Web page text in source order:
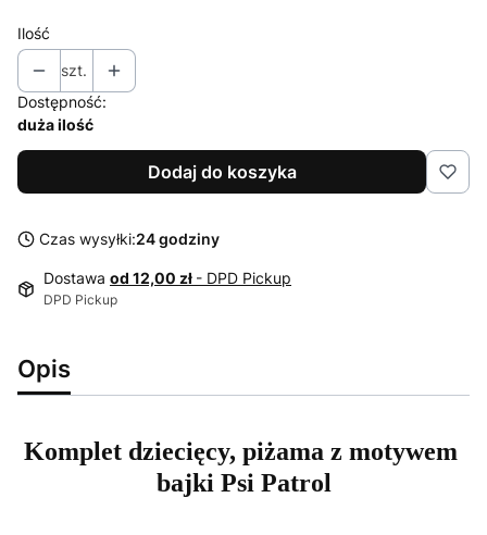
Ilość
szt.
Dostępność:
duża ilość
Dodaj do koszyka
Czas wysyłki:24 godziny
Dostawa od 12,00 zł - DPD Pickup
DPD Pickup
Opis
Komplet dziecięcy, piżama z motywem
bajki Psi Patrol